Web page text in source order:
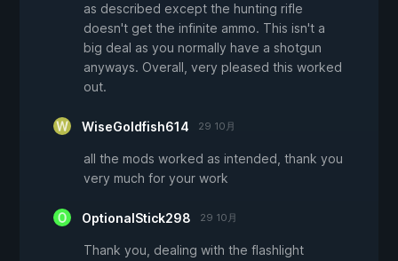
as described except the hunting rifle
doesn't get the infinite ammo. This isn't a
big deal as you normally have a shotgun
anyways. Overall, very pleased this worked
out.
WiseGoldfish614 29 10月
all the mods worked as intended, thank you
very much for your work
OptionalStick298 29 10月
Thank you, dealing with the flashlight